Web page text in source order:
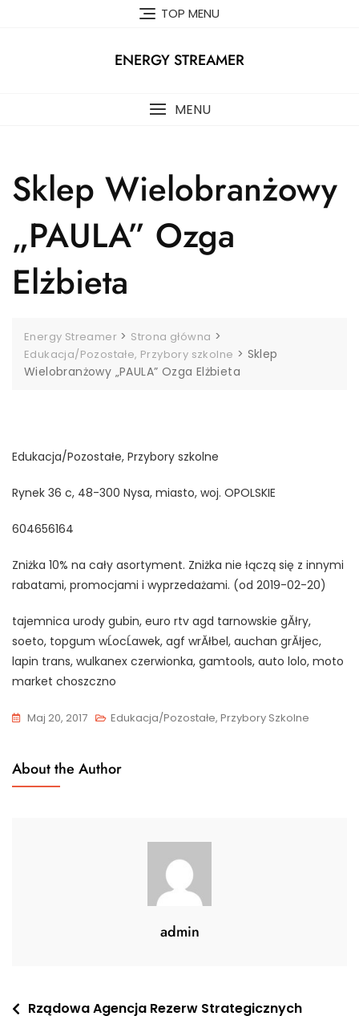
TOP MENU
ENERGY STREAMER
MENU
Sklep Wielobranżowy
„PAULA” Ozga
Elżbieta
Energy Streamer > Strona główna >
Edukacja/Pozostałe, Przybory szkolne > Sklep
Wielobranżowy „PAULA” Ozga Elżbieta
Edukacja/Pozostałe, Przybory szkolne
Rynek 36 c, 48-300 Nysa, miasto, woj. OPOLSKIE
604656164
Zniżka 10% na cały asortyment. Zniżka nie łączą się z innymi
rabatami, promocjami i wyprzedażami. (od 2019-02-20)
tajemnica urody gubin, euro rtv agd tarnowskie gĂłry,
soeto, topgum wĹocĹawek, agf wrĂłbel, auchan grĂłjec,
lapin trans, wulkanex czerwionka, gamtools, auto lolo, moto
market choszczno
Maj 20, 2017 Edukacja/Pozostałe, Przybory Szkolne
About the Author
admin
Nawigacja
Rządowa Agencja Rezerw Strategicznych